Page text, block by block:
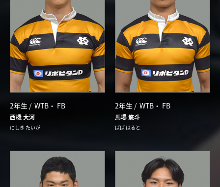
2年生 / WTB FB
西機 大河
にしき たいが
2年生 / WTB FB
馬場 悠斗
ばば はると